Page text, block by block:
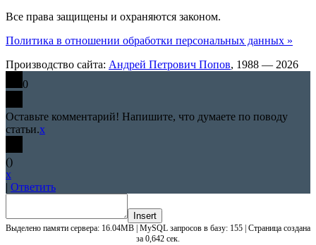
Все права защищены и охраняются законом.
Политика в отношении обработки персональных данных »
Производство сайта: Андрей Петрович Попов, 1988 — 2026
0
Оставьте комментарий! Напишите, что думаете по поводу
статьи.x
()
x
| Ответить
Insert
Выделено памяти сервера: 16.04MB | MySQL запросов в базу: 155 | Страница создана
за 0,642 сек.